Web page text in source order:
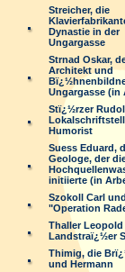
Streicher, die
Dynastie in der
Ungargasse
Strnad Oskar,
Architekt und
Ungargasse (in
Stï¿½rzer
Humorist
Suess Eduard,
Geologe, der
initiierte (in
Szokoll Carl
"Operation
Thaller Leopold
Landstraï¿½er
Thimig, die
und Hermann